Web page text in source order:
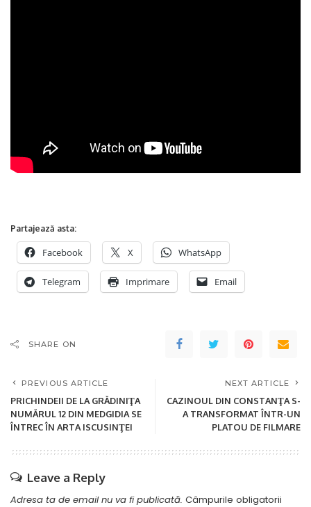
Partajează asta:
Facebook X WhatsApp
Telegram Imprimare Email
SHARE ON
PREVIOUS ARTICLE
PRICHINDEII DE LA GRĂDINIŢA
NUMĂRUL 12 DIN MEDGIDIA SE
ÎNTREC ÎN ARTA ISCUSINŢEI
NEXT ARTICLE
CAZINOUL DIN CONSTANŢA S-
A TRANSFORMAT ÎNTR-UN
PLATOU DE FILMARE
Leave a Reply
Adresa ta de email nu va fi publicată. Câmpurile obligatorii